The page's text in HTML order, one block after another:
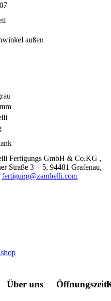
außen
Fertigungs GmbH & Co.KG ,
Straße 3 + 5, 94481 Grafenau,
fertigung@zambelli.com
Über uns